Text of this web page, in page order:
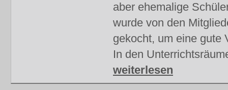
aber ehemalige
wurde von den
gekocht, um eine gute
In den
weiterlesen